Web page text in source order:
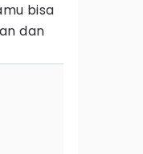
bisa
dan